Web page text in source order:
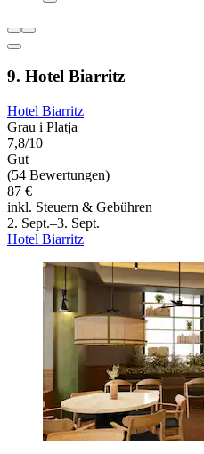
9. Hotel Biarritz
Hotel Biarritz
Grau i Platja
7,8/10
Gut
(54 Bewertungen)
87 €
inkl. Steuern & Gebühren
2. Sept.–3. Sept.
Hotel Biarritz